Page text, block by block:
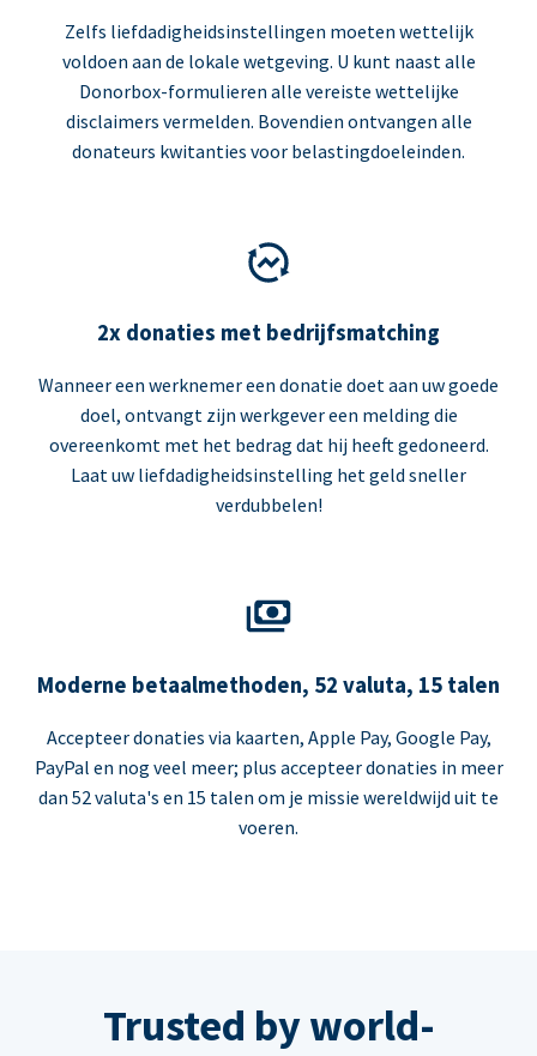
Zelfs liefdadigheidsinstellingen moeten wettelijk
voldoen aan de lokale wetgeving. U kunt naast alle
Donorbox-formulieren alle vereiste wettelijke
disclaimers vermelden. Bovendien ontvangen alle
donateurs kwitanties voor belastingdoeleinden.
2x donaties met bedrijfsmatching
Wanneer een werknemer een donatie doet aan uw goede
doel, ontvangt zijn werkgever een melding die
overeenkomt met het bedrag dat hij heeft gedoneerd.
Laat uw liefdadigheidsinstelling het geld sneller
verdubbelen!
Moderne betaalmethoden, 52 valuta, 15 talen
Accepteer donaties via kaarten, Apple Pay, Google Pay,
PayPal en nog veel meer; plus accepteer donaties in meer
dan 52 valuta's en 15 talen om je missie wereldwijd uit te
voeren.
Trusted by world-